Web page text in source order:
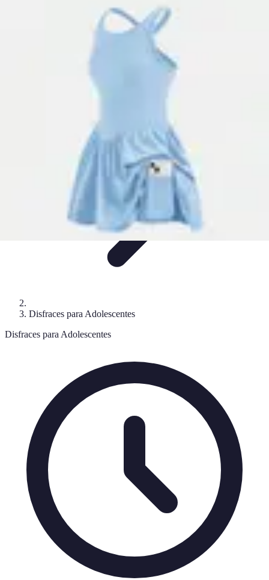
Guías y
Comparativos Disfraces Clásicos
Disfraces para Adolescentes
Disfraces para Adolescentes